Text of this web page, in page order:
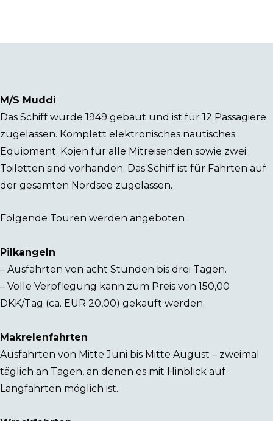
M/S Muddi
Das Schiff wurde 1949 gebaut und ist für 12 Passagiere
zugelassen. Komplett elektronisches nautisches
Equipment. Kojen für alle Mitreisenden sowie zwei
Toiletten sind vorhanden. Das Schiff ist für Fahrten auf
der gesamten Nordsee zugelassen.
Folgende Touren werden angeboten :
Pilkangeln
– Ausfahrten von acht Stunden bis drei Tagen.
– Volle Verpflegung kann zum Preis von 150,00
DKK/Tag (ca. EUR 20,00) gekauft werden.
Makrelenfahrten
Ausfahrten von Mitte Juni bis Mitte August – zweimal
täglich an Tagen, an denen es mit Hinblick auf
Langfahrten möglich ist.